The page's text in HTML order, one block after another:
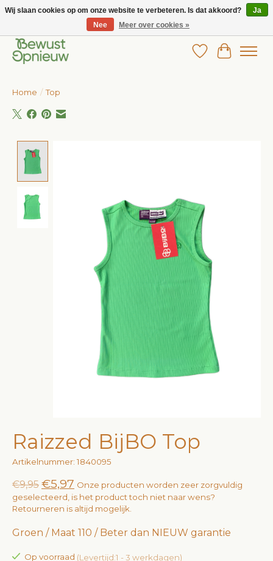
Wij bieden het grootste aanbod in betaalbare kinderkleding!
Verlanglijst
Home / Top
Raizzed BijBO Top
Artikelnummer: 1840095
€9,95 €5,97 Onze producten worden zeer zorgvuldig
geselecteerd, is het product toch niet naar wens?
Retourneren is altijd mogelijk.
Groen / Maat 110 / Beter dan NIEUW garantie
Op voorraad (Levertijd:1 - 3 werkdagen)
Wij slaan cookies op om onze website te verbeteren. Is dat akkoord?
Ja
Nee
Meer over cookies »